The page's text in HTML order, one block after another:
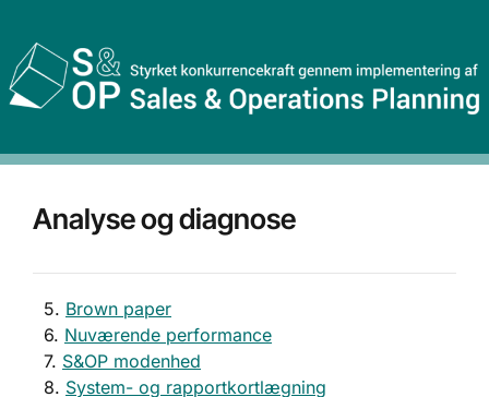
Analyse og diagnose
5. Brown paper
6. Nuværende performance
7. S&OP modenhed
8. System- og rapportkortlægning